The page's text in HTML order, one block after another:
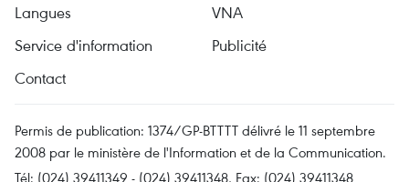
Langues
VNA
Service d'information
Publicité
Contact
Permis de publication: 1374/GP-BTTTT délivré le 11 septembre
2008 par le ministère de l'Information et de la Communication.
Tél: (024) 39411349 - (024) 39411348, Fax: (024) 39411348